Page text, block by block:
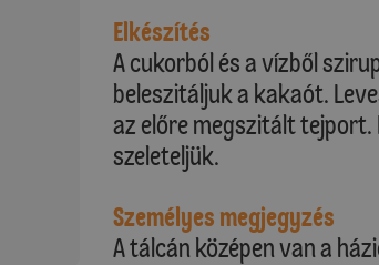
Elkészítés
A cukorból és a vízből
beleszitáljuk a kakaót.
az előre megszitált tejport.
szeleteljük.
Személyes megjegyzés
A tálcán középen van a